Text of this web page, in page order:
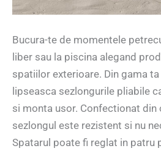
Bucura-te de momentele
liber sau la piscina alegand
spatiilor exterioare. Din gama
lipseasca sezlongurile pliabile
si monta usor. Confectionat
sezlongul este rezistent si nu
Spatarul poate fi reglat in patru